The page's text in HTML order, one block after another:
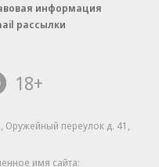
информация
рассылки
18+
переулок д. 41,
имя сайта: